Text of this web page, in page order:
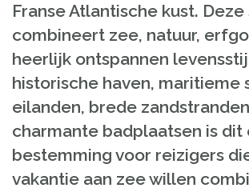
Franse Atlantische kust.
combineert zee, natuur,
heerlijk ontspannen
historische haven, maritieme
eilanden, brede
charmante badplaatsen is dit
bestemming voor reizigers
vakantie aan zee willen